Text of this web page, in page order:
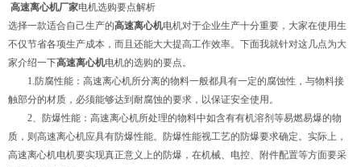
高速离心机厂家电机选购要点解析
选择一款适合自己生产的高速离心机电机对于企业生产十分重要，大家在使用生
不仅节省各项生产成本，而且还能大大提高工作效率。下面我就针对这几点为大
家介绍一下高速离心机电机的选购的要点。
1.防腐性能：高速离心机所分离的物料一般都具有一定的腐蚀性，与物料接
触部分的材质，必须能够达到耐腐蚀的要求，以保证安全使用。
2、防爆性能：高速离心机所处理的物料中如含有有机溶剂等易燃易爆的物
质，则高速离心机应具有防爆性能。防爆性能视工艺的防爆要求确定。实际上，
高速离心机电机要实现真正意义上的防爆，在机械、电控、附件配置等方面要采